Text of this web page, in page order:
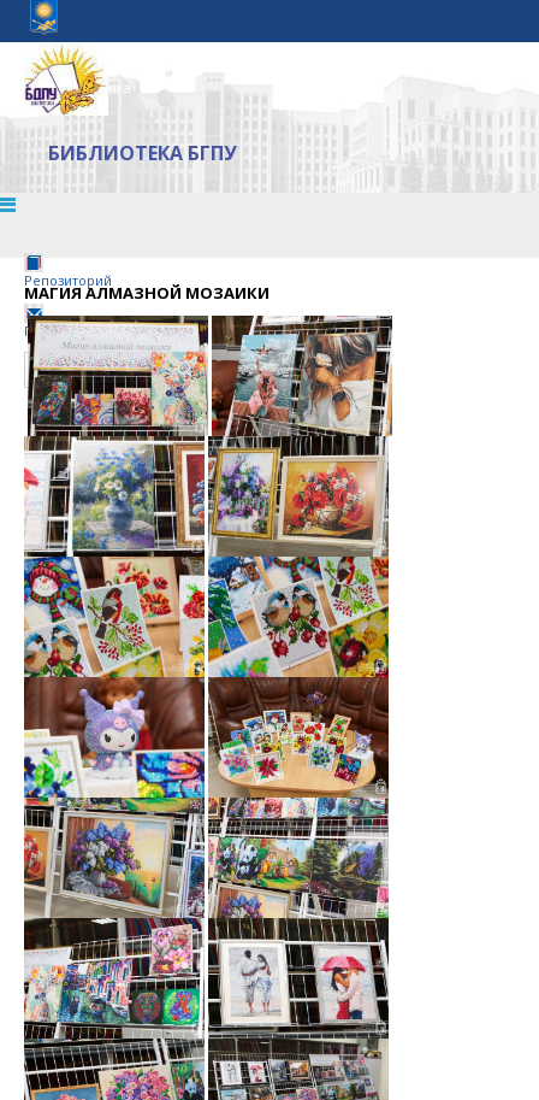
Белорусский государственный педагогический университет имени
Максима Танка
БИБЛИОТЕКА БГПУ
Репозиторий
Почта
МАГИЯ АЛМАЗНОЙ МОЗАИКИ